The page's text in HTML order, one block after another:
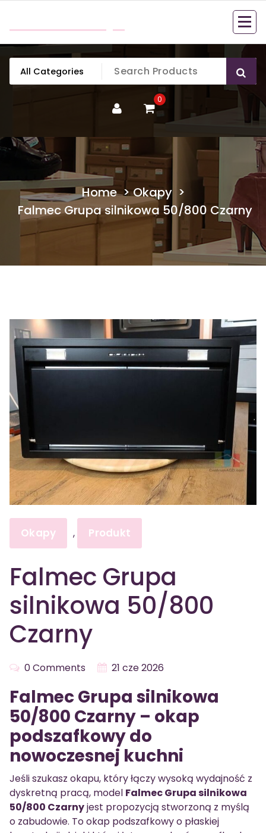
content
0
Home>Okapy>
Falmec Grupa silnikowa 50/800 Czarny
Okapy , Produkt
Falmec Grupa
silnikowa 50/800
Czarny
0 Comments 21 cze 2026
Falmec Grupa silnikowa
50/800 Czarny – okap
podszafkowy do
nowoczesnej kuchni
Jeśli szukasz okapu, który łączy wysoką wydajność z
dyskretną pracą, model Falmec Grupa silnikowa
50/800 Czarnyjest propozycją stworzoną z myślą
o zabudowie. To okap podszafkowy o płaskiej